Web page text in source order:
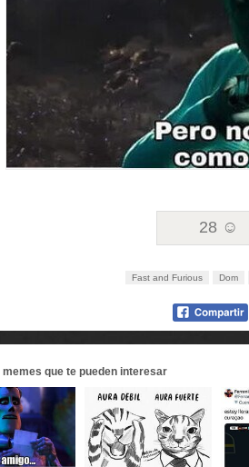
28 ☺
Fast and Furious Dom
memes que te pueden interesar